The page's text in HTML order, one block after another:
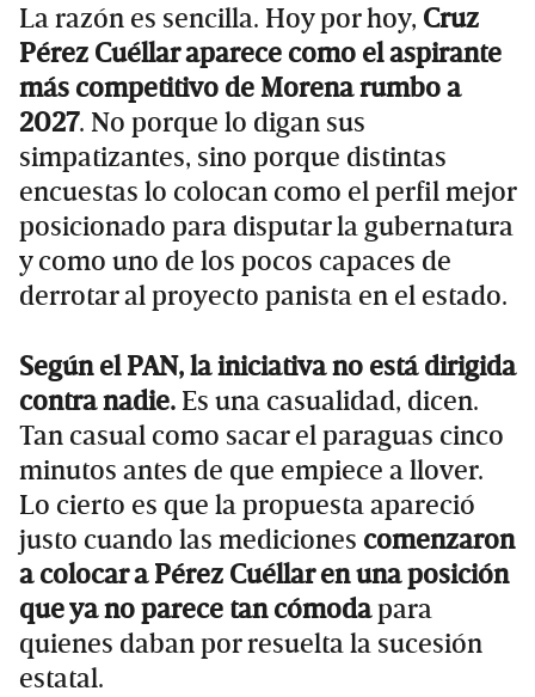
La razón es sencilla. Hoy por hoy, Cruz
Pérez Cuéllar aparece como el aspirante
más competitivo de Morena rumbo a
2027. No porque lo digan sus
simpatizantes, sino porque distintas
encuestas lo colocan como el perfil mejor
posicionado para disputar la gubernatura
y como uno de los pocos capaces de
derrotar al proyecto panista en el estado.
Según el PAN, la iniciativa no está dirigida
contra nadie. Es una casualidad, dicen.
Tan casual como sacar el paraguas cinco
minutos antes de que empiece a llover.
Lo cierto es que la propuesta apareció
justo cuando las mediciones comenzaron
a colocar a Pérez Cuéllar en una posición
que ya no parece tan cómodapara
quienes daban por resuelta la sucesión
estatal.